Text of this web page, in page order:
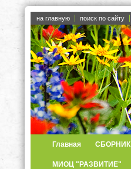
на главную поиск по сайту
Главная СБОРНИК
МИОЦ "РАЗВИТИЕ"